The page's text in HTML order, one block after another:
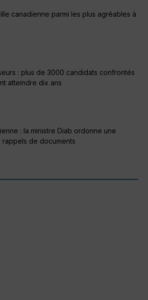
canadienne parmi les plus agréables à
: plus de 3000 candidats confrontés
atteindre dix ans
: la ministre Diab ordonne une
de documents